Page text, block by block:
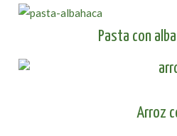
Pasta con
Arroz